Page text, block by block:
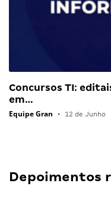
Concursos TI:
em…
Equipe Gran • 12 de Junho
Depoimentos